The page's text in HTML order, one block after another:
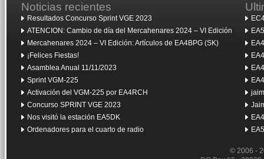
Noticias recientes
Resultados Concurso Sprint VGE 2023
ATENCION: Cambio de día del Mercahenares 2024 – VI Edición
Mercahenares 2024 – VI Edición: Artículos de EA4BPG (SK)
¡Felices Fiestas!
Asamblea Anual 11/11/2023
Sprint VGM-225
Activación del VGM-225 por EA4RCH
Concurso SPRINT VGE 2023
Nos visitó la estación EA5DK
Ordenadores para el cuarto de radio
© 2006 -